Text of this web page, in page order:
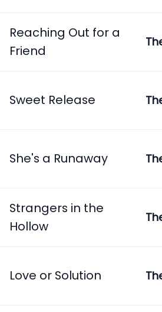
Reaching Out for a
Friend
Sweet Release
She's a Runaway
Strangers in the
Hollow
Love or Solution